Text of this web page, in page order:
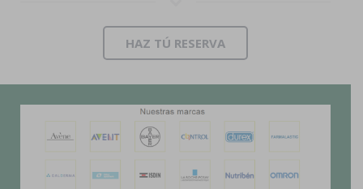
HAZ TÚ RESERVA